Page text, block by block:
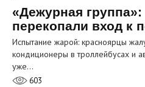
«Дежурная
перекопали вход к
Испытание жарой: красноярцы
кондиционеры в троллейбусах и
уже…
603